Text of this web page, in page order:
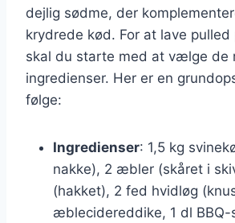
dejlig sødme, der
krydrede kød. For at lave
skal du starte med at vælge de
ingredienser. Her er en
følge:
Ingredienser: 1,5 kg
nakke), 2 æbler (skåret i
(hakket), 2 fed hvidløg
æblecidereddike, 1 dl BBQ-